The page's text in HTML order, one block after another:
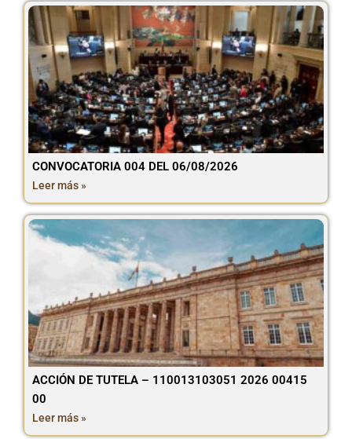
CONVOCATORIA 004 DEL 06/08/2026
Leer más »
ACCIÓN DE TUTELA – 110013103051 2026 00415
00
Leer más »